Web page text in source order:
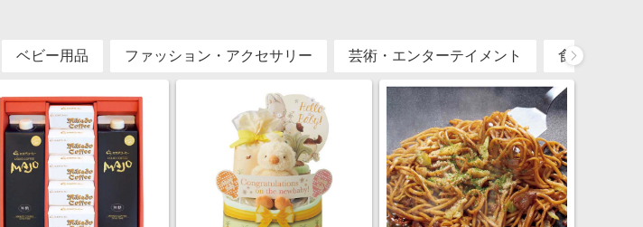
ベビー用品 ファッション・アクセサリー 芸術・エンターテイメント 食品・飲料